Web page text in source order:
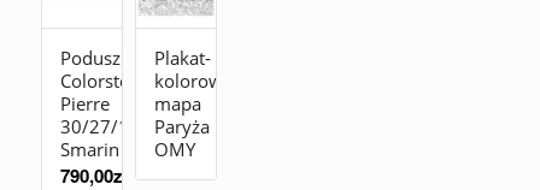
Poduszka
Colorstones
Pierre
30/27/19
Smarin
790,00zł
Plakat-
kolorowanka
mapa
Paryża
OMY